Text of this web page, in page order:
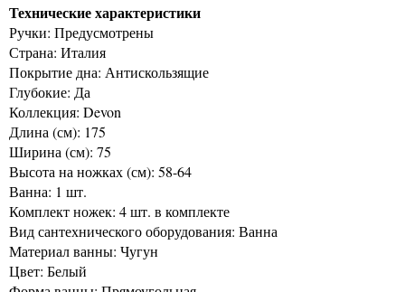
Технические характеристики
Ручки: Предусмотрены
Страна: Италия
Покрытие дна: Антискользящие
Глубокие: Да
Коллекция: Devon
Длина (см): 175
Ширина (см): 75
Высота на ножках (см): 58-64
Ванна: 1 шт.
Комплект ножек: 4 шт. в комплекте
Вид сантехнического оборудования: Ванна
Материал ванны: Чугун
Цвет: Белый